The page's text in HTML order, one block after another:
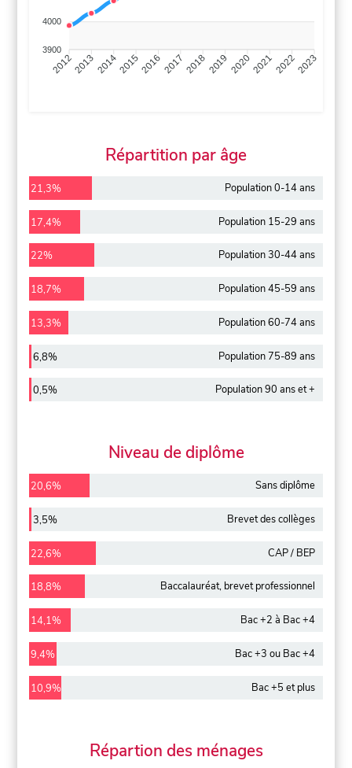
4000
3900
201220132014201520162017 20182019 2020202120222023
Répartition par âge
21,3% Population 0-14 ans
17,4% Population 15-29 ans
22% Population 30-44 ans
18,7% Population 45-59 ans
13,3% Population 60-74 ans
6,8% Population 75-89 ans
0,5% Population 90 ans et +
Niveau de diplôme
20,6% Sans diplôme
3,5% Brevet des collèges
22,6% CAP / BEP
18,8% Baccalauréat, brevet professionnel
14,1% Bac +2 à Bac +4
9,4% Bac +3 ou Bac +4
10,9% Bac +5 et plus
Répartion des ménages